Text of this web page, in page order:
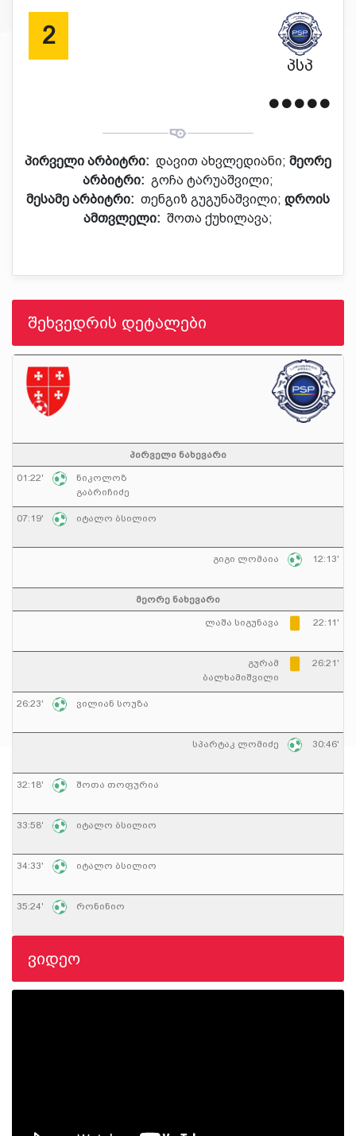
2
პსპ
პირველი არბიტრი: დავით ახვლედიანი; მეორე
არბიტრი: გოჩა ტარუაშვილი;
მესამე არბიტრი: თენგიზ გუგუნაშვილი; დროის
ამთვლელი: შოთა ქუხილავა;
შეხვედრის დეტალები
პირველი ნახევარი
01:22'
ნიკოლოზ
გაბრიჩიძე
07:19' იტალო ბსილიო
გიგი ლომაია 12:13'
მეორე ნახევარი
ლაშა სიგუნავა 22:11'
გურამ
ბალხამიშვილი
26:21'
26:23' ვილიან სოუზა
სპარტაკ ლომიძე 30:46'
32:18' შოთა თოფურია
33:58' იტალო ბსილიო
34:33' იტალო ბსილიო
35:24' რონინიო
ვიდეო